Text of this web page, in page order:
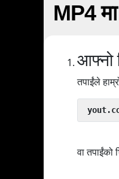
MP4
आफ्नो
तपाईंले
वा तपाईंको